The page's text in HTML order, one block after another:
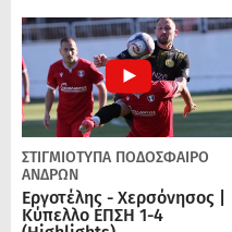
ΣΤΙΓΜΙΟΤΥΠΑ ΠΟΔΌΣΦΑΙΡΟ
ΑΝΔΡΏΝ
Εργοτέλης - Χερσόνησος |
Κύπελλο ΕΠΣΗ 1-4